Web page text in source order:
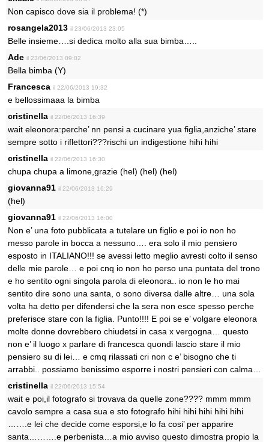
Non capisco dove sia il problema! (*)
rosangela2013 il 23/06/2013 23:05
Belle insieme….si dedica molto alla sua bimba…..
Ade il 23/06/2013 09:02
Bella bimba (Y)
Francesca il 22/06/2013 19:32
e bellossimaaa la bimba
cristinella il 22/06/2013 16:39
wait eleonora:perche’ nn pensi a cucinare yua figlia,anziche’ stare
sempre sotto i riflettori???rischi un indigestione hihi hihi
cristinella il 22/06/2013 16:30
chupa chupa a limone,grazie (hel) (hel) (hel)
giovanna91 il 22/06/2013 16:29
(hel)
giovanna91 il 22/06/2013 16:00
Non e’ una foto pubblicata a tutelare un figlio e poi io non ho
messo parole in bocca a nessuno…. era solo il mio pensiero
esposto in ITALIANO!!! se avessi letto meglio avresti colto il senso
delle mie parole… e poi cnq io non ho perso una puntata del trono
e ho sentito ogni singola parola di eleonora.. io non le ho mai
sentito dire sono una santa, o sono diversa dalle altre… una sola
volta ha detto per difendersi che la sera non esce spesso perche
preferisce stare con la figlia. Punto!!!! E poi se e’ volgare eleonora
molte donne dovrebbero chiudetsi in casa x vergogna… questo
non e’ il luogo x parlare di francesca quondi lascio stare il mio
pensiero su di lei… e cmq rilassati cri non c e’ bisogno che ti
arrabbi.. possiamo benissimo esporre i nostri pensieri con calma…
cristinella il 22/06/2013 15:54
wait e poi,il fotografo si trovava da quelle zone???? mmm mmm
cavolo sempre a casa sua e sto fotografo hihi hihi hihi hihi hihi
…….e lei che decide come esporsi,e lo fa cosi’ per apparire
santa……….e perbenista…a mio avviso questo dimostra propio la